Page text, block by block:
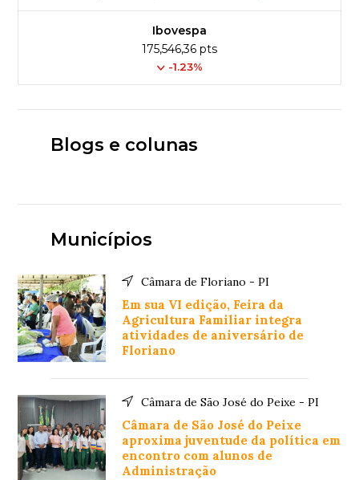
Ibovespa
175,546,36 pts
-1.23%
Blogs e colunas
Municípios
Câmara de Floriano - PI
Em sua VI edição, Feira da
Agricultura Familiar integra
atividades de aniversário de
Floriano
Câmara de São José do Peixe - PI
Câmara de São José do Peixe
aproxima juventude da política em
encontro com alunos de
Administração